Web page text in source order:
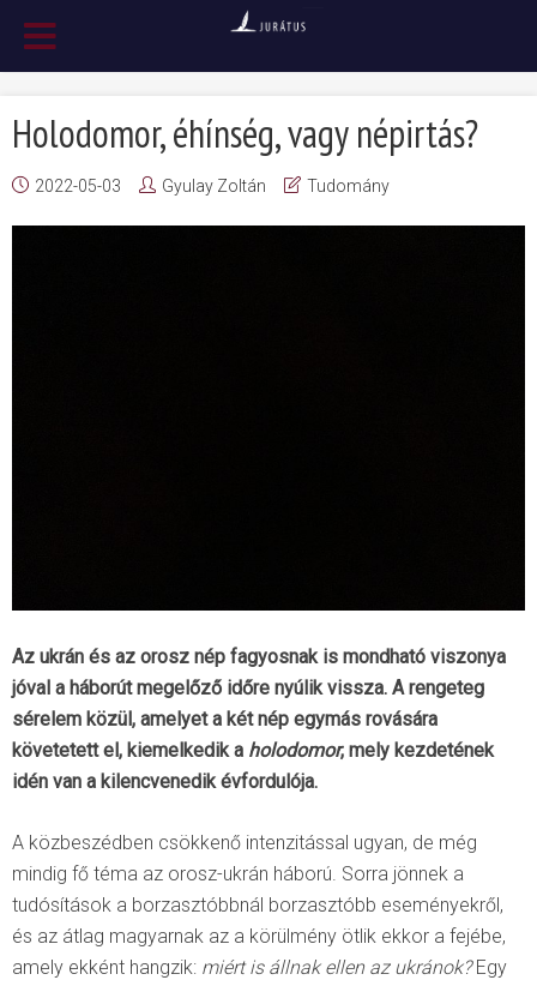
Holodomor, éhínség, vagy népirtás?
2022-05-03 Gyulay Zoltán Tudomány
Az ukrán és az orosz nép fagyosnak is mondható viszonya
jóval a háborút megelőző időre nyúlik vissza. A rengeteg
sérelem közül, amelyet a két nép egymás rovására
követetett el, kiemelkedik a holodomor, mely kezdetének
idén van a kilencvenedik évfordulója.
A közbeszédben csökkenő intenzitással ugyan, de még
mindig fő téma az orosz-ukrán háború. Sorra jönnek a
tudósítások a borzasztóbbnál borzasztóbb eseményekről,
és az átlag magyarnak az a körülmény ötlik ekkor a fejébe,
amely ekként hangzik: miért is állnak ellen az ukránok?Egy